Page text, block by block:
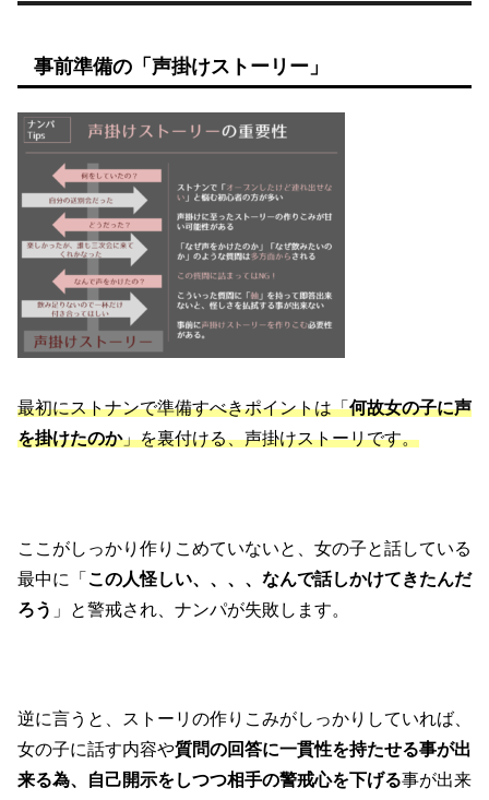
事前準備の「声掛けストーリー」
最初にストナンで準備すべきポイントは「何故女の子に声
を掛けたのか」を裏付ける、声掛けストーリです。
ここがしっかり作りこめていないと、女の子と話している
最中に「 この人怪しい、、、、なんで話しかけてきたんだ
ろう 」と警戒され、ナンパが失敗します。
逆に言うと、ストーリの作りこみがしっかりしていれば、
女の子に話す内容や質問の回答に一貫性を持たせる事が出
来る為、自己開示をしつつ相手の警戒心を下げる事が出来